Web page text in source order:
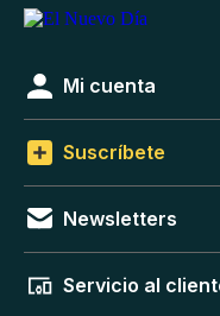
Mi cuenta
Suscríbete
Newsletters
Servicio al